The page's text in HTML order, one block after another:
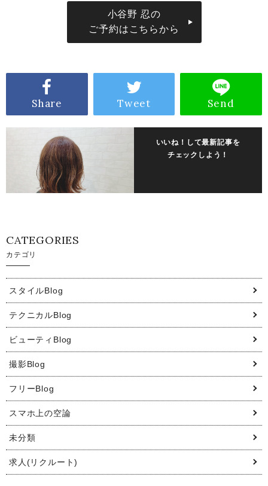
小谷野 忍の
ご予約はこちらから
Share Tweet Send
いいね！して最新記事を
チェックしよう！
CATEGORIES
カテゴリ
スタイルBlog
テクニカルBlog
ビューティBlog
撮影Blog
フリーBlog
スマホ上の空論
未分類
求人(リクルート)